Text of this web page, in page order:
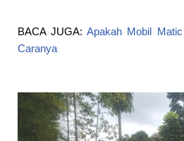
BACA JUGA:Apakah Mobil
Caranya